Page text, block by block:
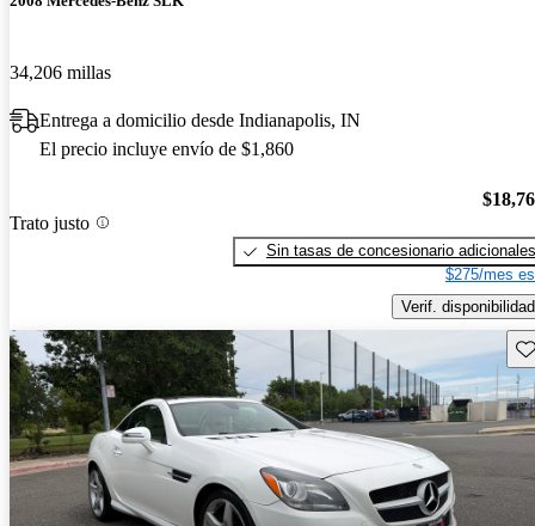
34,206 millas
Entrega a domicilio desde Indianapolis, IN
El precio incluye envío de $1,860
Trato justo
Sin tasas de concesionario adicionales
$275/mes
Verif. disponibilidad